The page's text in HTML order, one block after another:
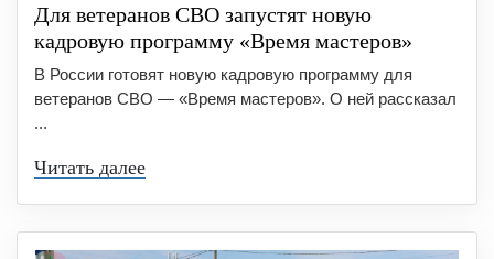
Для ветеранов СВО запустят новую
кадровую программу «Время мастеров»
В России готовят новую кадровую программу для
ветеранов СВО — «Время мастеров». О ней рассказал
...
Читать далее